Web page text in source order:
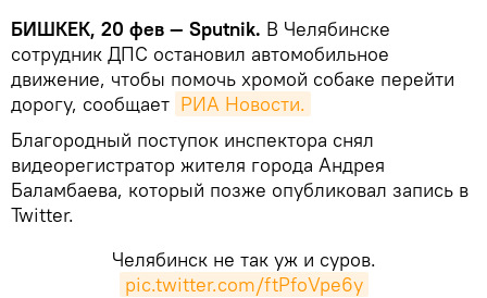
БИШКЕК, 20 фев — Sputnik. В Челябинске
сотрудник ДПС остановил автомобильное
движение, чтобы помочь хромой собаке перейти
дорогу, сообщает РИА Новости.
Благородный поступок инспектора снял
видеорегистратор жителя города Андрея
Баламбаева, который позже опубликовал запись в
Twitter.
Челябинск не так уж и суров.
pic.twitter.com/ftPfoVpe6y